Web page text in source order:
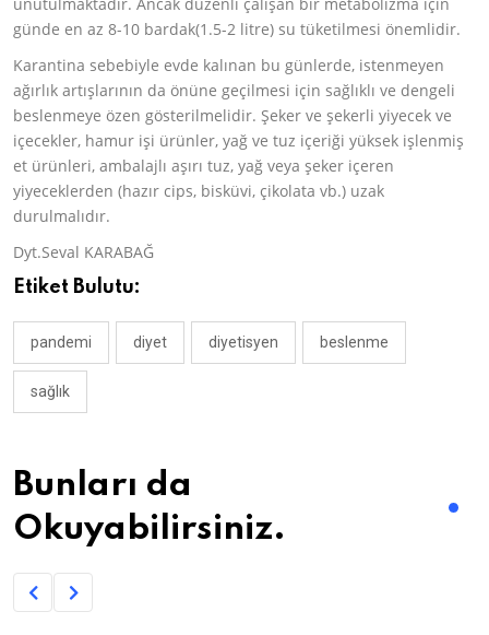
günde en az 8-10 bardak(1.5-2 litre) su tüketilmesi önemlidir.
Karantina sebebiyle evde kalınan bu günlerde, istenmeyen
ağırlık artışlarının da önüne geçilmesi için sağlıklı ve dengeli
beslenmeye özen gösterilmelidir. Şeker ve şekerli yiyecek ve
içecekler, hamur işi ürünler, yağ ve tuz içeriği yüksek işlenmiş
et ürünleri, ambalajlı aşırı tuz, yağ veya şeker içeren
yiyeceklerden (hazır cips, bisküvi, çikolata vb.) uzak
durulmalıdır.
Dyt.Seval KARABAĞ
Etiket Bulutu:
pandemi diyet diyetisyen beslenme
sağlık
Bunları da
Okuyabilirsiniz.